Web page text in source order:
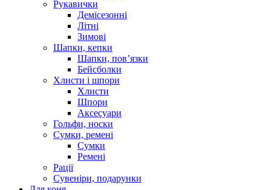
Рукавички
Демісезонні
Літні
Зимові
Шапки, кепки
Шапки, пов’язки
Бейсболки
Хлисти і шпори
Хлисти
Шпори
Аксесуари
Гольфи, носки
Сумки, ремені
Сумки
Ремені
Рації
Сувеніри, подарунки